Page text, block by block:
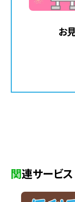
お
関連サービス